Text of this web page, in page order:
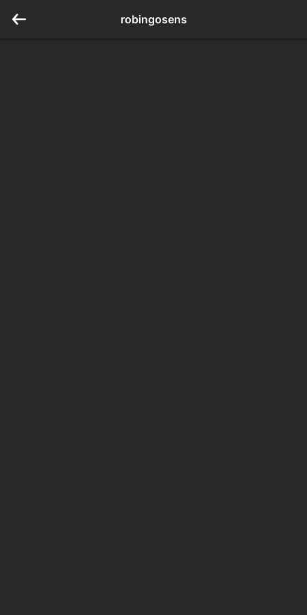
robingosens